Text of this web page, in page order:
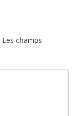
Les champs